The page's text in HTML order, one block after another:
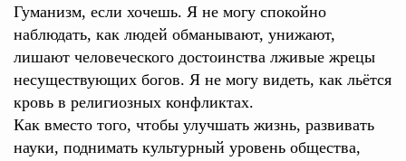
Гуманизм, если хочешь. Я не могу спокойно
наблюдать, как людей обманывают, унижают,
лишают человеческого достоинства лживые жрецы
несуществующих богов. Я не могу видеть, как льётся
кровь в религиозных конфликтах.
Как вместо того, чтобы улучшать жизнь, развивать
науки, поднимать культурный уровень общества,